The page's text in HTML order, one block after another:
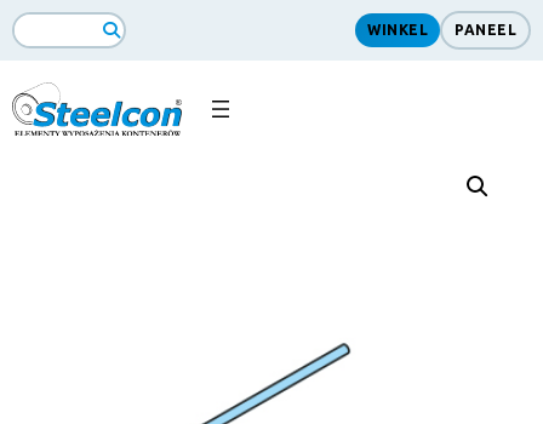
ZoekopdrachtSearch
WINKEL PANEEL